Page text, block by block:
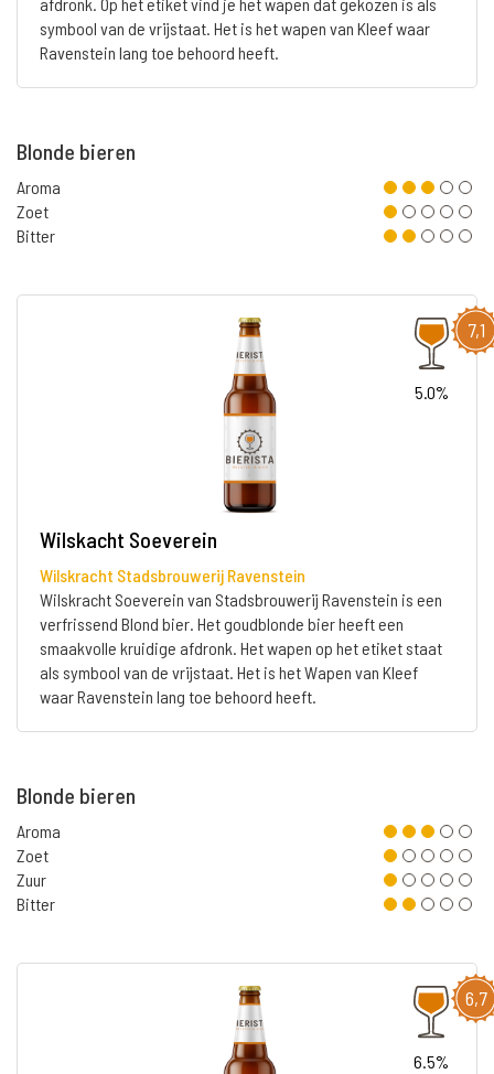
symbool van de vrijstaat. Het is het wapen van Kleef waar
Ravenstein lang toe behoord heeft.
Blonde bieren
Aroma
Zoet
Bitter
7,1
5.0%
Wilskacht Soeverein
Wilskracht Stadsbrouwerij Ravenstein
Wilskracht Soeverein van Stadsbrouwerij Ravenstein is een
verfrissend Blond bier. Het goudblonde bier heeft een
smaakvolle kruidige afdronk. Het wapen op het etiket staat
als symbool van de vrijstaat. Het is het Wapen van Kleef
waar Ravenstein lang toe behoord heeft.
Blonde bieren
Aroma
Zoet
Zuur
Bitter
6,7
6.5%